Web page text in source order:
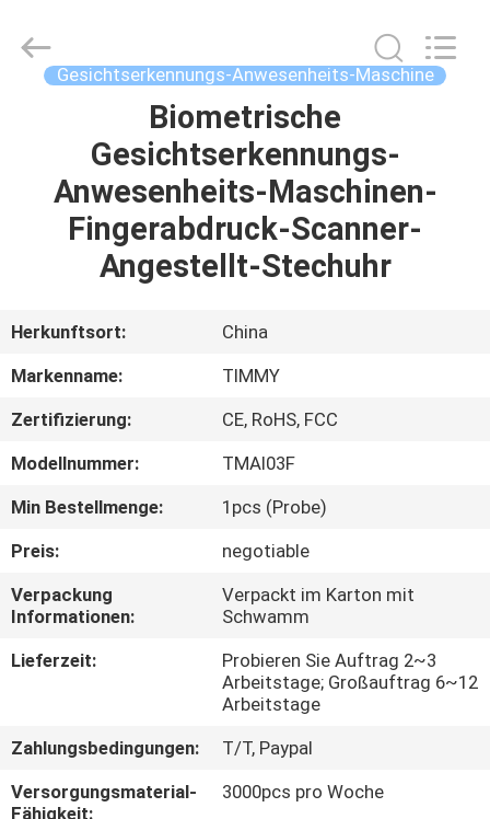
PRODUKTE
FABRIK-
QUALITÄTSKONTROLLE
TRETEN
SIE
MIT
UNS
NACHRICHTEN
Gesichtserkennungs-Anwesenheits-Maschine
Biometrische
Gesichtserkennungs-
Anwesenheits-Maschinen-
Fingerabdruck-Scanner-
Angestellt-Stechuhr
Herkunftsort:
China
Markenname:
TIMMY
Zertifizierung:
CE, RoHS, FCC
Modellnummer:
TMAI03F
Min Bestellmenge:
1pcs (Probe)
Preis:
negotiable
Verpackung
Informationen:
Verpackt im Karton mit
Schwamm
Lieferzeit:
Probieren Sie Auftrag 2~3
Arbeitstage; Großauftrag 6~12
Arbeitstage
Zahlungsbedingungen:
T/T, Paypal
Versorgungsmaterial-
Fähigkeit:
3000pcs pro Woche